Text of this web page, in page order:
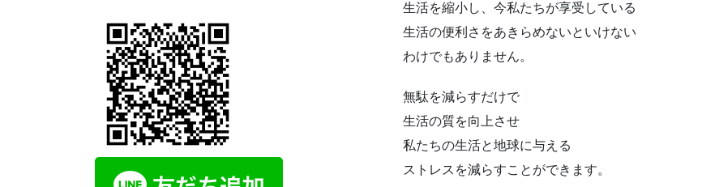
生活を縮小し、今私たちが享受している
生活の便利さをあきらめないといけない
わけでもありません。
無駄を減らすだけで
生活の質を向上させ
私たちの生活と地球に与える
ストレスを減らすことができます。